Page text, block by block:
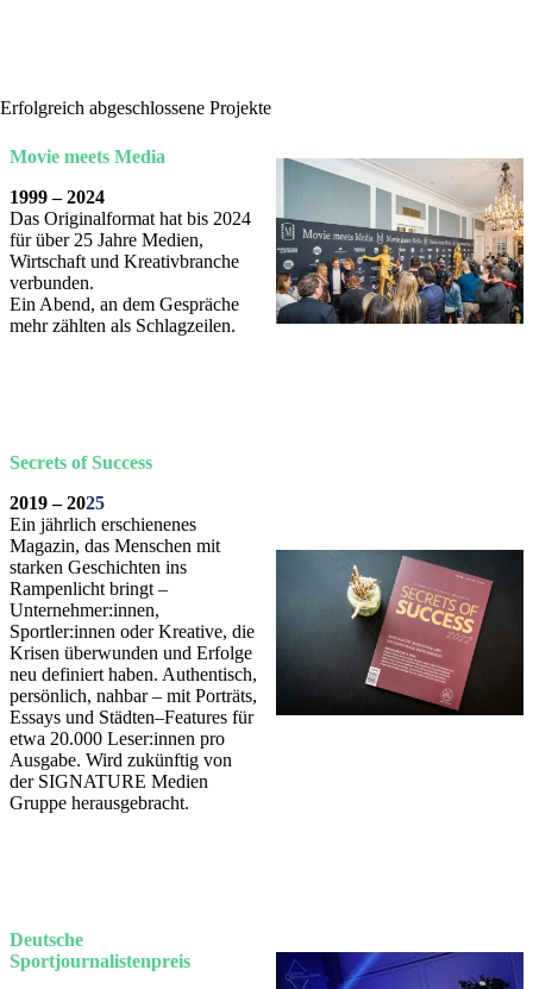
Erfolgreich abgeschlossene Projekte
Movie meets Media
1999 – 2024
Das Originalformat hat bis 2024
für über 25 Jahre Medien,
Wirtschaft und Kreativbranche
verbunden.
Ein Abend, an dem Gespräche
mehr zählten als Schlagzeilen.
Secrets of Success
2019–2025
Ein jährlich erschienenes
Magazin, das Menschen mit
starken Geschichten ins
Rampenlicht bringt –
Unternehmer:innen,
Sportler:innen oder Kreative, die
Krisen überwunden und Erfolge
neu definiert haben. Authentisch,
persönlich, nahbar – mit Porträts,
Essays und Städten–Features für
etwa 20.000 Leser:innen pro
Ausgabe. Wird zukünftig von
der SIGNATURE Medien
Gruppe herausgebracht.
Deutsche
Sportjournalistenpreis